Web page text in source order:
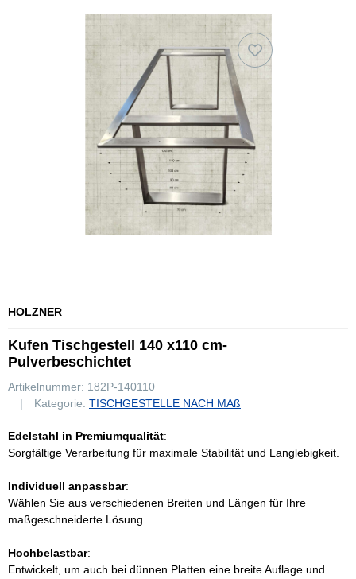
HOLZNER
Kufen Tischgestell 140 x110 cm-
Pulverbeschichtet
Artikelnummer: 182P-140110
Kategorie: TISCHGESTELLE NACH MAß
Edelstahl in Premiumqualität:
Sorgfältige Verarbeitung für maximale Stabilität und Langlebigkeit.
Individuell anpassbar:
Wählen Sie aus verschiedenen Breiten und Längen für Ihre
maßgeschneiderte Lösung.
Hochbelastbar:
Entwickelt, um auch bei dünnen Platten eine breite Auflage und